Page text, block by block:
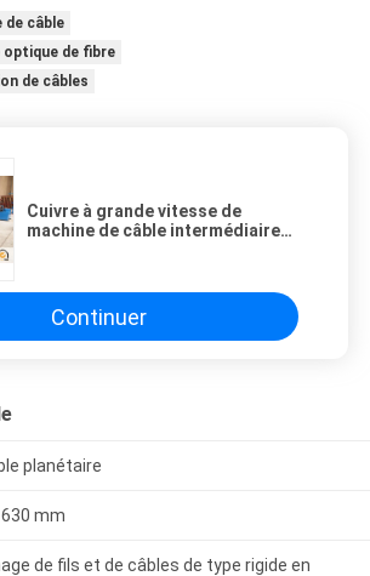
de câble
optique de fibre
de câbles
Cuivre à grande vitesse de
machine de câble intermédiaire
Continuer
planétaire
mm
de fils et de câbles de type rigide en